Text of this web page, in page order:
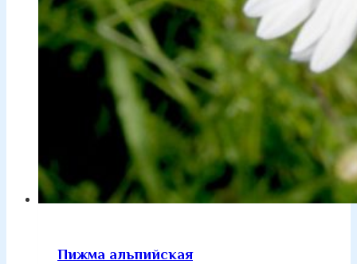
Пижма альпийская